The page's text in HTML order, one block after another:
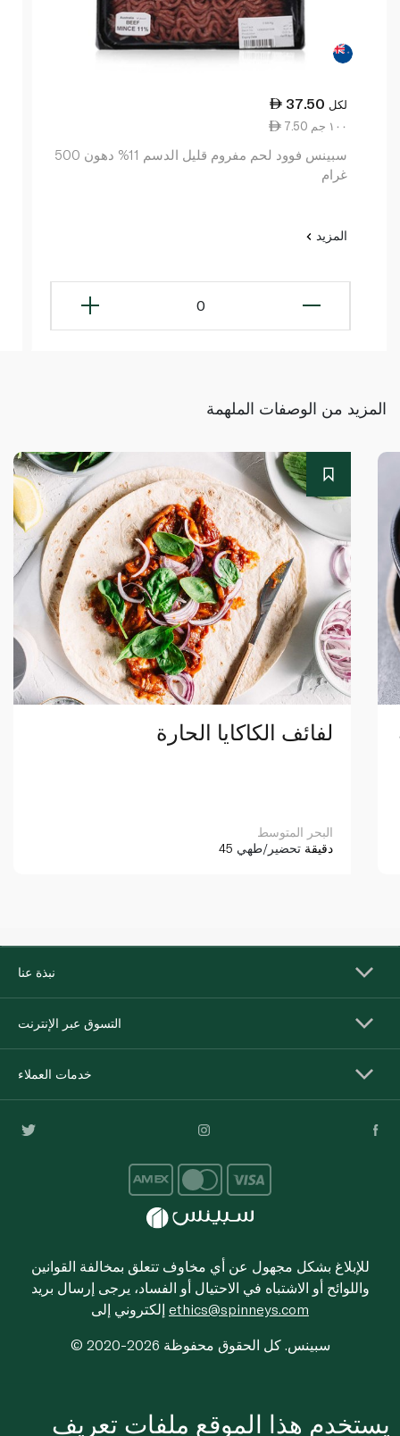
37.50 لكل
7.50 ١٠٠ جم
سبينس فوود لحم مفروم قليل الدسم 11% دهون 500
غرام
المزيد
0
المزيد من الوصفات الملهمة
لفائف الكاكايا الحارة
البحر المتوسط
45 دقيقة تحضير/طهي
نبذة عنا
التسوق عبر الإنترنت
خدمات العملاء
للإبلاغ بشكل مجهول عن أي مخاوف تتعلق بمخالفة القوانين
واللوائح أو الاشتباه في الاحتيال أو الفساد، يرجى إرسال بريد
ethics@spinneys.com
© 2020-2026 سبينس. كل الحقوق محفوظة
يستخدم هذا الموقع ملفات تعريف